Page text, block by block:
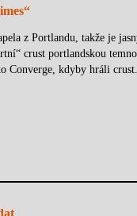
z Portlandu, takže je
crust portlandskou
Converge, kdyby hráli